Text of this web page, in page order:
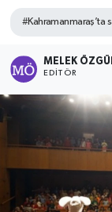
#Kahramanmaraş’ta
MELEK
EDITÖR
Tarih -
Yaşam